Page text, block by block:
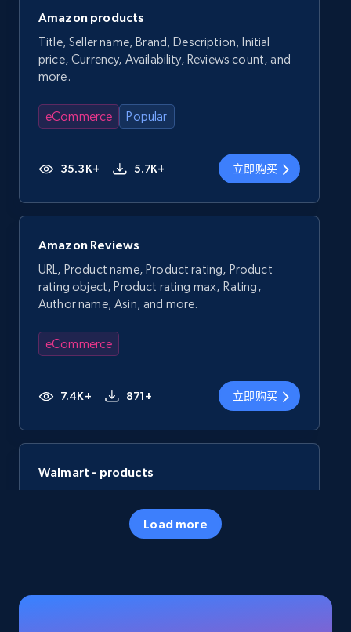
Amazon products
Title, Seller name, Brand, Description, Initial
price, Currency, Availability, Reviews count, and
more.
eCommerce Popular
35.3K+ 5.7K+ 立即购买
Amazon Reviews
URL, Product name, Product rating, Product
rating object, Product rating max, Rating,
Author name, Asin, and more.
eCommerce
7.4K+ 871+ 立即购买
Walmart - products
Specifications, Image urls, Top reviews, and
Load more